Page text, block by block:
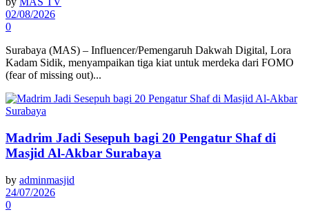
02/08/2026
0
Surabaya (MAS) – Influencer/Pemengaruh Dakwah Digital, Lora
Kadam Sidik, menyampaikan tiga kiat untuk merdeka dari FOMO
(fear of missing out)...
Madrim Jadi Sesepuh bagi 20 Pengatur Shaf di
Masjid Al-Akbar Surabaya
by adminmasjid
24/07/2026
0